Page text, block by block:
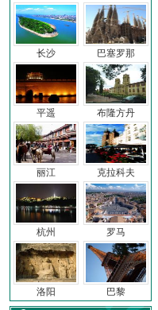
长沙
平遥
丽江
杭州
洛阳
巴塞罗那
布隆方丹
克拉科夫
罗马
巴黎